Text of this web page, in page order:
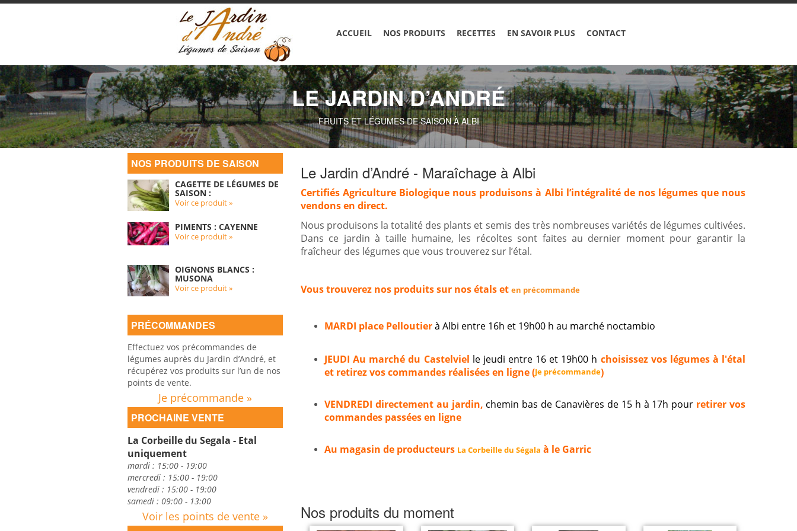
ACCUEIL NOS PRODUITS RECETTES EN SAVOIR PLUS CONTACT
LE JARDIN D’ANDRÉ
FRUITS ET LÉGUMES DE SAISON À ALBI
NOS PRODUITS DE SAISON
CAGETTE DE LÉGUMES DE
SAISON :
Voir ce produit »
PIMENTS : CAYENNE
Voir ce produit »
OIGNONS BLANCS :
MUSONA
Voir ce produit »
PRÉCOMMANDES
Effectuez vos précommandes de
légumes auprès du Jardin d’André, et
récupérez vos produits sur l’un de nos
points de vente.
Je précommande »
PROCHAINE VENTE
La Corbeille du Segala - Etal
uniquement
mardi : 15:00 - 19:00
mercredi : 15:00 - 19:00
vendredi : 15:00 - 19:00
samedi : 09:00 - 13:00
Voir les points de vente »
Le Jardin d’André - Maraîchage à Albi
Certifiés Agriculture Biologique nous produisons à Albi l’intégralité de nos légumes que nous
vendons en direct.
Nous produisons la totalité des plants et semis des très nombreuses variétés de légumes cultivées.
Dans ce jardin à taille humaine, les récoltes sont faites au dernier moment pour garantir la
fraîcheur des légumes que vous trouverez sur l’étal.
Vous trouverez nos produits sur nos étals et en précommande
MARDI place Pelloutierà Albi entre 16h et 19h00 h au marché noctambio
JEUDI Au marché du Castelviel le jeudi entre 16 et 19h00 h choisissez vos légumes à l'étal
et retirez vos commandes réalisées en ligne (Je précommande)
VENDREDI directement au jardin, chemin bas de Canavières de 15 h à 17h pour retirer vos
commandes passées en ligne
Au magasin de producteurs La Corbeille du Ségala à le Garric
Nos produits du moment